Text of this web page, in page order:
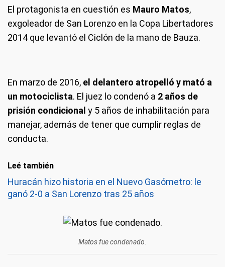
El protagonista en cuestión es Mauro Matos,
exgoleador de San Lorenzo en la Copa Libertadores
2014 que levantó el Ciclón de la mano de Bauza.
En marzo de 2016, el delantero atropelló y mató a
un motociclista. El juez lo condenó a 2 años de
prisión condicional y 5 años de inhabilitación para
manejar, además de tener que cumplir reglas de
conducta.
Leé también
Huracán hizo historia en el Nuevo Gasómetro: le
ganó 2-0 a San Lorenzo tras 25 años
Matos fue condenado.